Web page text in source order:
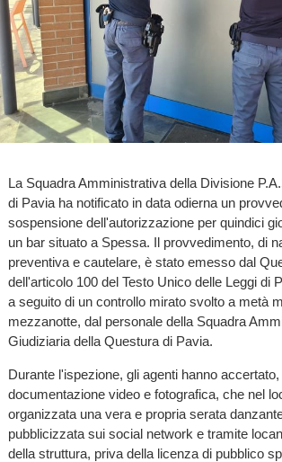
La Squadra Amministrativa della Divisione
di Pavia ha notificato in data odierna un
sospensione dell'autorizzazione per quindici
un bar situato a Spessa. Il provvedimento, di
preventiva e cautelare, è stato emesso dal
dell'articolo 100 del Testo Unico delle Leggi di
a seguito di un controllo mirato svolto a metà
mezzanotte, dal personale della Squadra
Giudiziaria della Questura di Pavia.
Durante l'ispezione, gli agenti hanno
documentazione video e fotografica, che nel
organizzata una vera e propria serata
pubblicizzata sui social network e tramite
della struttura, priva della licenza di pubblico